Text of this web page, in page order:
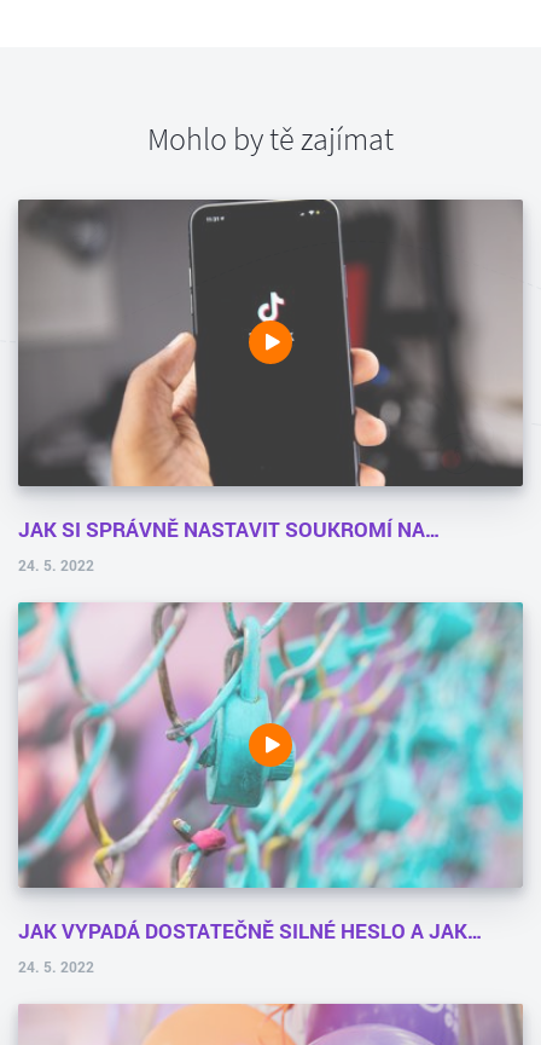
Mohlo by tě zajímat
JAK SI SPRÁVNĚ NASTAVIT SOUKROMÍ NA…
24. 5. 2022
JAK VYPADÁ DOSTATEČNĚ SILNÉ HESLO A JAK…
24. 5. 2022